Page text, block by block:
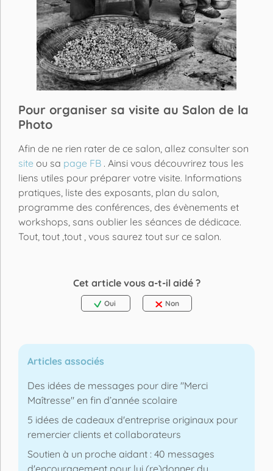
Pour organiser sa visite au Salon de la
Photo
Afin de ne rien rater de ce salon, allez consulter son
site ou sa page FB . Ainsi vous découvrirez tous les
liens utiles pour préparer votre visite. Informations
pratiques, liste des exposants, plan du salon,
programme des conférences, des évènements et
workshops, sans oublier les séances de dédicace.
Tout, tout ,tout , vous saurez tout sur ce salon.
Cet article vous a-t-il aidé ?
Oui Non
Articles associés
Des idées de messages pour dire "Merci
Maîtresse" en fin d’année scolaire
5 idées de cadeaux d'entreprise originaux pour
remercier clients et collaborateurs
Soutien à un proche aidant : 40 messages